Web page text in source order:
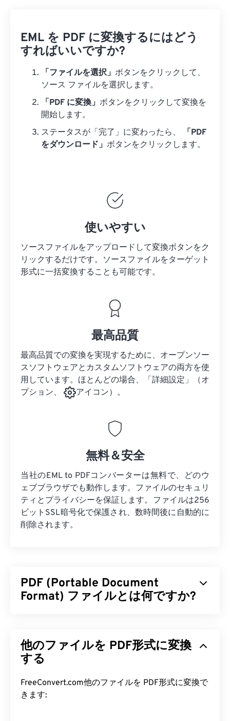
EML を PDF に変換するにはどう
すればいいですか?
「ファイルを選択」 ボタンをクリックして、
ソース ファイルを選択します。
「PDF に変換」 ボタンをクリックして変換を
開始します。
ステータスが「完了」に変わったら、
「PDF
をダウンロード」 ボタンをクリックします。
使いやすい
ソースファイルをアップロードして変換ボタンをク
リックするだけです。 ソースファイルをターゲット
形式に一括変換することも可能です。
最高品質
最高品質での変換を実現するために、オープンソー
スソフトウェアとカスタムソフトウェアの両方を使
用しています。ほとんどの場合、「詳細設定」（オ
プション、
アイコン）。
無料＆安全
当社のEML to PDFコンバーターは無料で、どのウ
ェブブラウザでも動作します。ファイルのセキュリ
ティとプライバシーを保証します。ファイルは256
ビットSSL暗号化で保護され、数時間後に自動的に
削除されます。
PDF (Portable Document
Format) ファイルとは何ですか?
的なファイル形式であり、今日最も広く使用されて
いるファイル形式の一つです。PDFが広く普及して
す。PDFファイルは、どのデバイスやオペレーティ
ングシステムでも常に同じ外観を保ちます。
他のファイルを PDF形式に変換
する
FreeConvert.com他のファイルを PDF形式に変換で
きます: